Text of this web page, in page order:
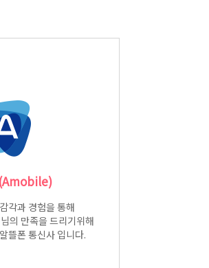
각과 경험을 통해
의 만족을 드리기위해
뜰폰 통신사 입니다.